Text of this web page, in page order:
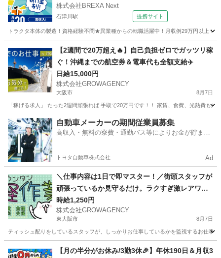
株式会社BREXA Next
石津川駅 提携サイト
トラクタ本体の製造！資格経験不問★異業種からの転職活躍中！月収例29万円以上
石津川駅 その他
【2週間で20万超え🔥】自己負担ゼロでガッツリ稼
ぐ！沖縄までの航空券＆電車代も全額支給✈️
日給15,000円
株式会社GROWAGENCY
大阪市 8月7日
「稼げる求人」 たった2週間頑張れば 手取で20万円です！！ 家賃、食費、光熱費も
大阪 大阪市 その他 客室
自動車メーカーの期間従業員募集
高収入・無料の寮費・通勤バス等によりお金が貯まり
トヨタ自動車株式会社 Ad
＼仕事内容は1日で即マスター！／街頭スタッフが
頑張っているか見守るだけ。ラクすぎ激レアワー
ク✨
時給1,250円
株式会社GROWAGENCY
東大阪市 8月7日
ティッシュ配りをしているスタッフが、しっかりお仕事しているかを監視するお仕事
その他 スタッフ
【月の半分がお休み/3勤3休🎉】年休190日＆月収3